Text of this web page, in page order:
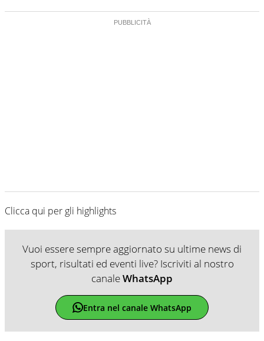
Clicca qui per gli highlights
Vuoi essere sempre aggiornato su ultime news di
sport, risultati ed eventi live? Iscriviti al nostro
canaleWhatsApp
Entra nel canale WhatsApp